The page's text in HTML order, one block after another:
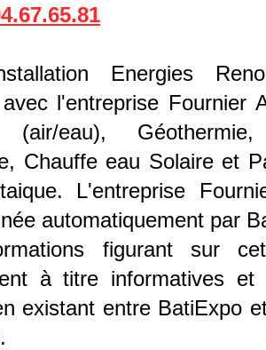
Energies
l'entreprise Fournier
(air/eau), Géothermie,
Chauffe eau Solaire et
L'entreprise
automatiquement par
figurant sur
à titre informatives et
existant entre BatiExpo